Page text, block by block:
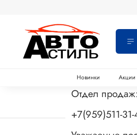
Новинки Акции
Отдел продаж:
+7(959)511-